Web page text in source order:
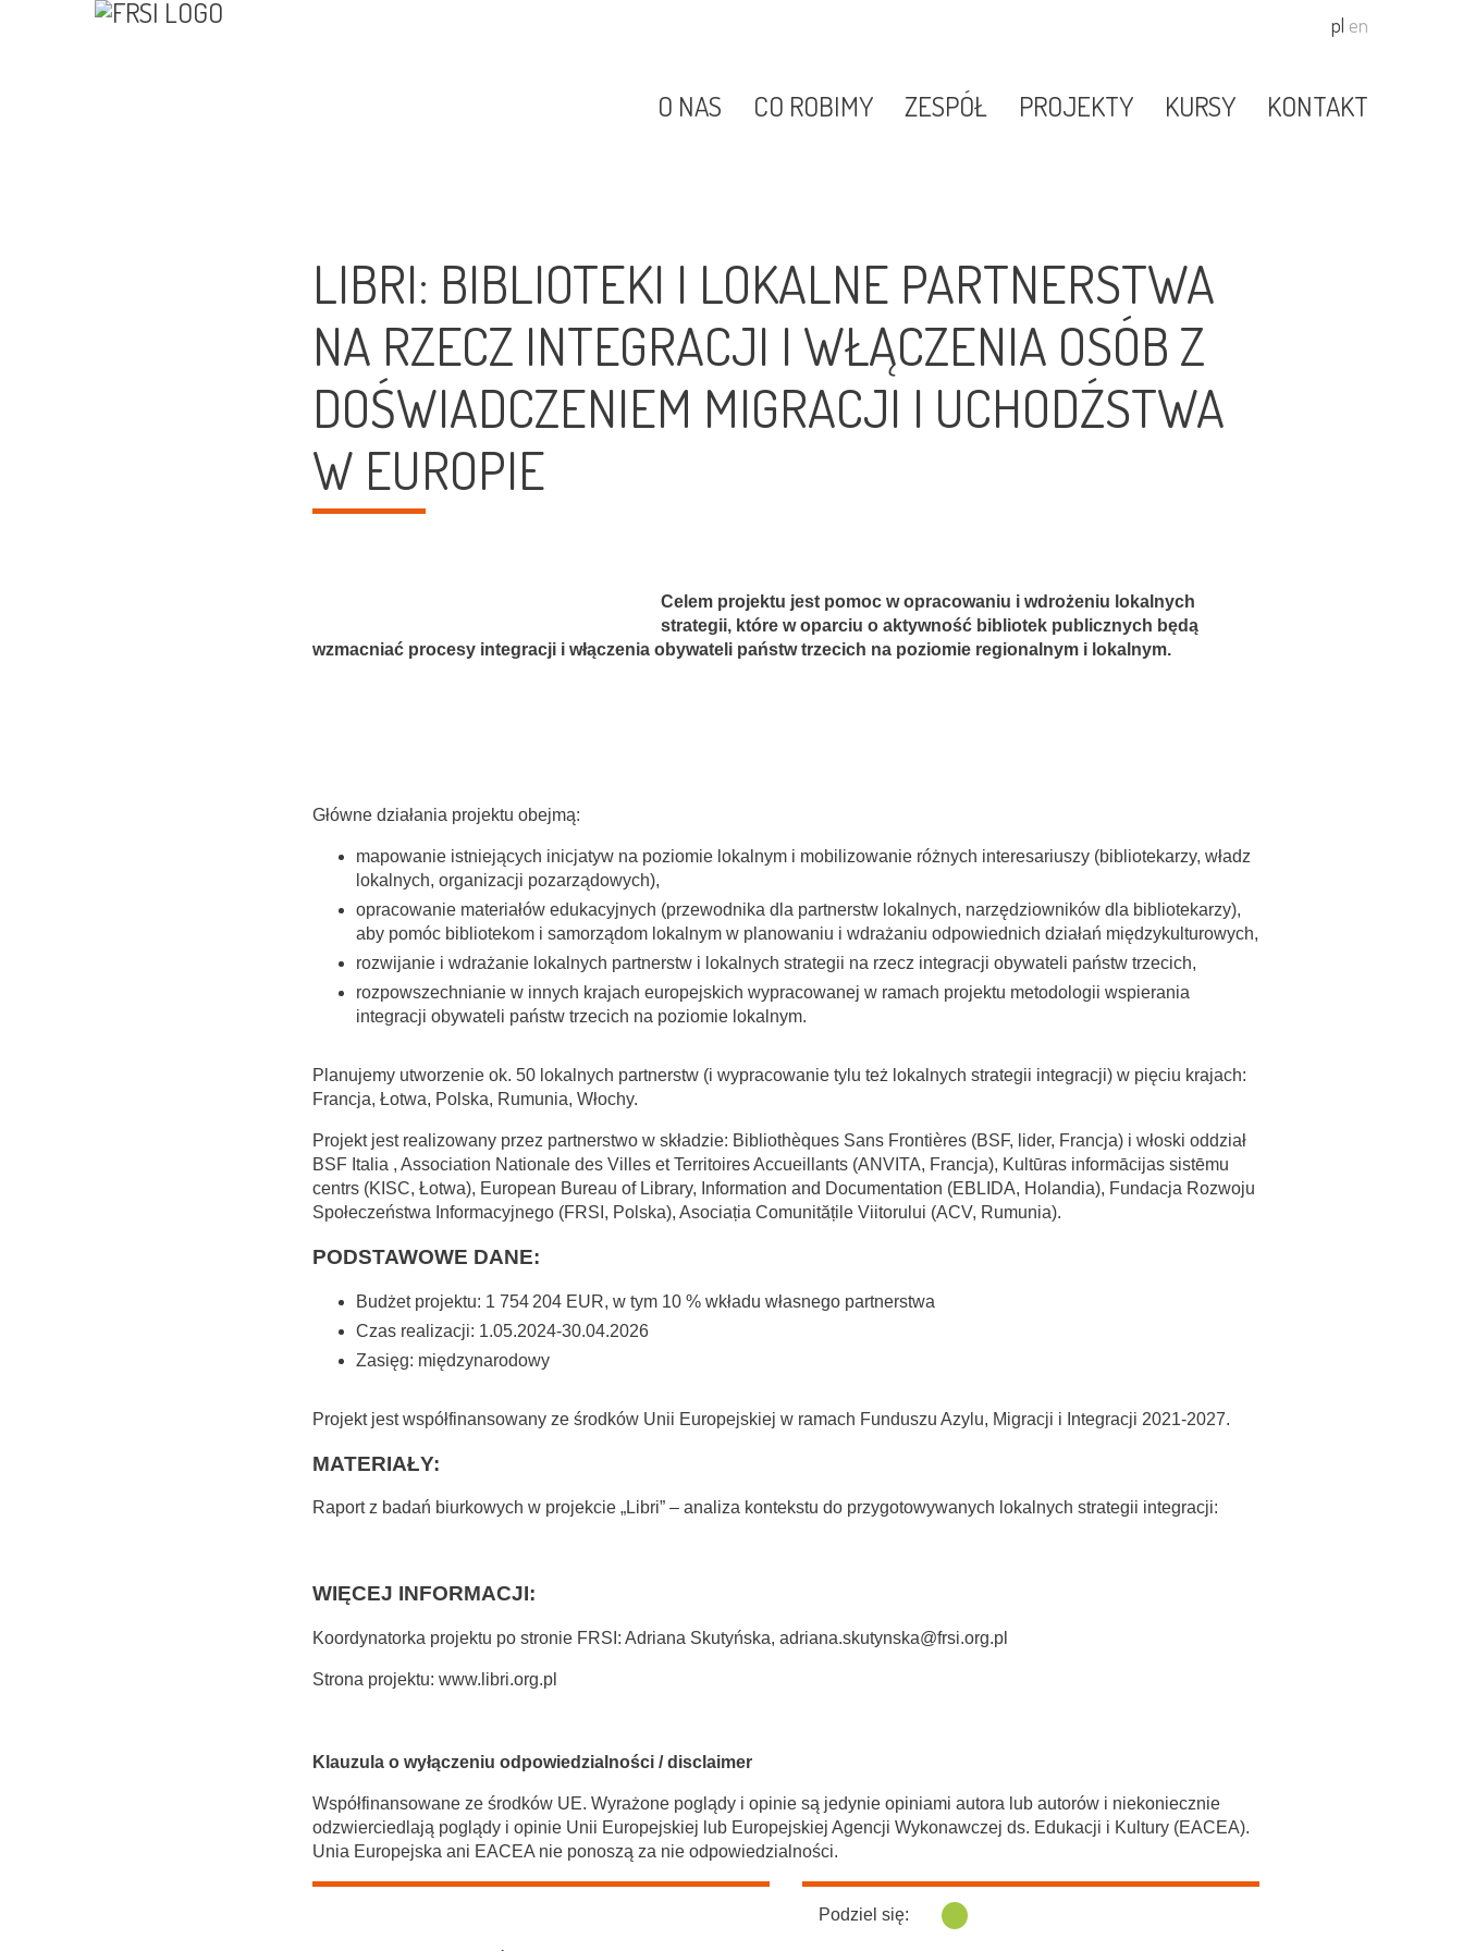
pl en
O NAS CO ROBIMY ZESPÓŁ PROJEKTY KURSY KONTAKT
LIBRI: BIBLIOTEKI I LOKALNE PARTNERSTWA
NA RZECZ INTEGRACJI I WŁĄCZENIA OSÓB Z
DOŚWIADCZENIEM MIGRACJI I UCHODŹSTWA
W EUROPIE
Celem projektu jest pomoc w opracowaniu i wdrożeniu lokalnych
strategii, które w oparciu o aktywność bibliotek publicznych będą
wzmacniać procesy integracji i włączenia obywateli państw trzecich na poziomie regionalnym i lokalnym.
Główne działania projektu obejmą:
mapowanie istniejących inicjatyw na poziomie lokalnym i mobilizowanie różnych interesariuszy (bibliotekarzy, władz
lokalnych, organizacji pozarządowych),
opracowanie materiałów edukacyjnych (przewodnika dla partnerstw lokalnych, narzędziowników dla bibliotekarzy),
aby pomóc bibliotekom i samorządom lokalnym w planowaniu i wdrażaniu odpowiednich działań międzykulturowych,
rozwijanie i wdrażanie lokalnych partnerstw i lokalnych strategii na rzecz integracji obywateli państw trzecich,
rozpowszechnianie w innych krajach europejskich wypracowanej w ramach projektu metodologii wspierania
integracji obywateli państw trzecich na poziomie lokalnym.
Planujemy utworzenie ok. 50 lokalnych partnerstw (i wypracowanie tylu też lokalnych strategii integracji) w pięciu krajach:
Francja, Łotwa, Polska, Rumunia, Włochy.
Projekt jest realizowany przez partnerstwo w składzie: Bibliothèques Sans Frontières (BSF, lider, Francja) i włoski oddział
BSF Italia , Association Nationale des Villes et Territoires Accueillants (ANVITA, Francja), Kultūras informācijas sistēmu
centrs (KISC, Łotwa), European Bureau of Library, Information and Documentation (EBLIDA, Holandia), Fundacja Rozwoju
Społeczeństwa Informacyjnego (FRSI, Polska), Asociația Comunitățile Viitorului (ACV, Rumunia).
PODSTAWOWE DANE:
Budżet projektu: 1 754 204 EUR, w tym 10 % wkładu własnego partnerstwa
Czas realizacji: 1.05.2024-30.04.2026
Zasięg: międzynarodowy
Projekt jest współfinansowany ze środków Unii Europejskiej w ramach Funduszu Azylu, Migracji i Integracji 2021-2027.
MATERIAŁY:
Raport z badań biurkowych w projekcie „Libri” – analiza kontekstu do przygotowywanych lokalnych strategii integracji:
WIĘCEJ INFORMACJI:
Koordynatorka projektu po stronie FRSI: Adriana Skutyńska, adriana.skutynska@frsi.org.pl
Strona projektu: www.libri.org.pl
Klauzula o wyłączeniu odpowiedzialności / disclaimer
Współfinansowane ze środków UE. Wyrażone poglądy i opinie są jedynie opiniami autora lub autorów i niekoniecznie
odzwierciedlają poglądy i opinie Unii Europejskiej lub Europejskiej Agencji Wykonawczej ds. Edukacji i Kultury (EACEA).
Unia Europejska ani EACEA nie ponoszą za nie odpowiedzialności.
Podziel się: